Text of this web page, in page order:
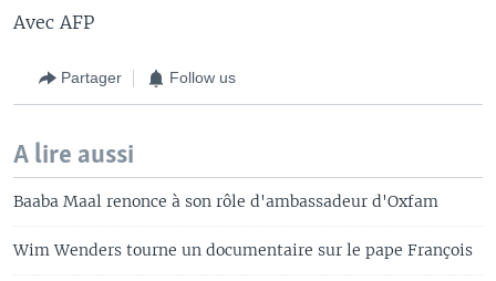
Avec AFP
Partager Follow us
A lire aussi
Baaba Maal renonce à son rôle d'ambassadeur d'Oxfam
Wim Wenders tourne un documentaire sur le pape François